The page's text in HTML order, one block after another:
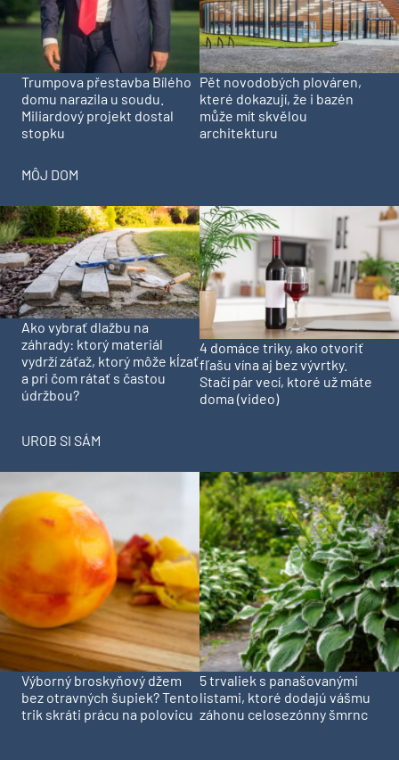
Trumpova přestavba Bílého
domu narazila u soudu.
Miliardový projekt dostal
stopku
Pět novodobých plováren,
které dokazují, že i bazén
může mít skvělou
architekturu
MÔJ DOM
Ako vybrať dlažbu na
záhrady: ktorý materiál
vydrží záťaž, ktorý môže kĺzať
a pri čom rátať s častou
údržbou?
4 domáce triky, ako otvoriť
fľašu vína aj bez vývrtky.
Stačí pár vecí, ktoré už máte
doma (video)
UROB SI SÁM
Výborný broskyňový džem
bez otravných šupiek? Tento
trik skráti prácu na polovicu
5 trvaliek s panašovanými
listami, ktoré dodajú vášmu
záhonu celosezónny šmrnc